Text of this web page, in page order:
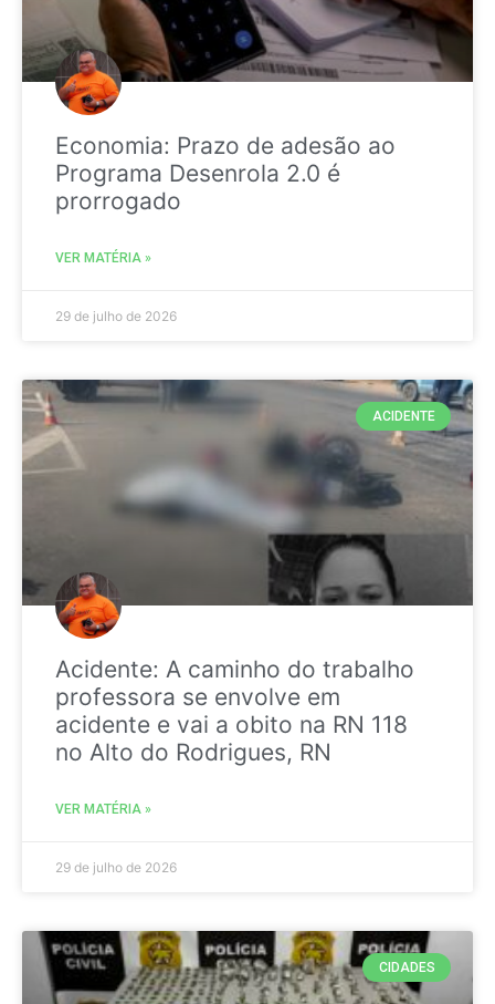
Economia: Prazo de adesão ao
Programa Desenrola 2.0 é
prorrogado
VER MATÉRIA »
29 de julho de 2026
ACIDENTE
Acidente: A caminho do trabalho
professora se envolve em
acidente e vai a obito na RN 118
no Alto do Rodrigues, RN
VER MATÉRIA »
29 de julho de 2026
CIDADES